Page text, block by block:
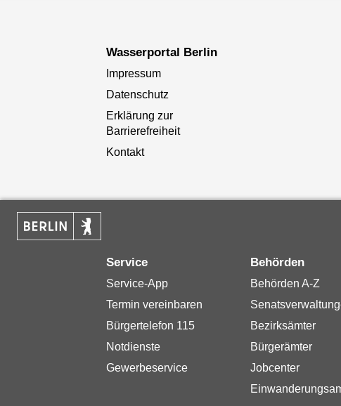
Wasserportal Berlin
Impressum
Datenschutz
Erklärung zur
Barrierefreiheit
Kontakt
Service
Service-App
Termin vereinbaren
Bürgertelefon 115
Notdienste
Gewerbeservice
Behörden
Behörden A-Z
Bezirksämter
Bürgerämter
Jobcenter